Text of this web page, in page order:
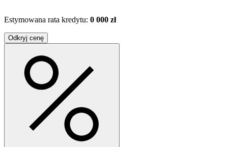
Estymowana rata kredytu: 0 000 zł
Odkryj cenę